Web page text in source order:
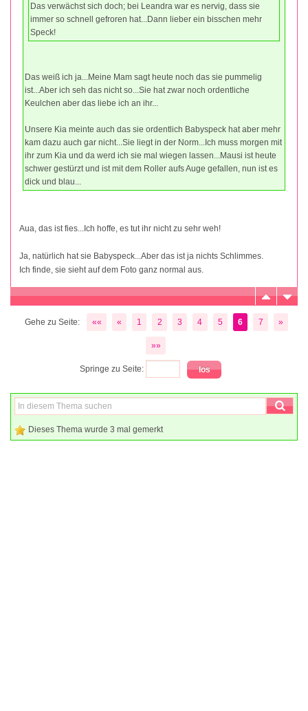
Das verwächst sich doch; bei Leandra war es nervig, dass sie
immer so schnell gefroren hat...Dann lieber ein bisschen mehr
Speck!
Das weiß ich ja...Meine Mam sagt heute noch das sie pummelig
ist...Aber ich seh das nicht so...Sie hat zwar noch ordentliche
Keulchen aber das liebe ich an ihr...
Unsere Kia meinte auch das sie ordentlich Babyspeck hat aber mehr
kam dazu auch gar nicht...Sie liegt in der Norm...Ich muss morgen mit
ihr zum Kia und da werd ich sie mal wiegen lassen...Mausi ist heute
schwer gestürzt und ist mit dem Roller aufs Auge gefallen, nun ist es
dick und blau...
Aua, das ist fies...Ich hoffe, es tut ihr nicht zu sehr weh!
Ja, natürlich hat sie Babyspeck...Aber das ist ja nichts Schlimmes.
Ich finde, sie sieht auf dem Foto ganz normal aus.
Gehe zu Seite: «« « 1 2 3 4 5 6 7 »
»»
Springe zu Seite:
Dieses Thema wurde 3 mal gemerkt